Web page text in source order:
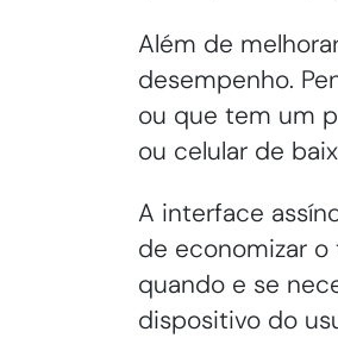
Além de
desempenho.
ou que tem um
ou celular de
A interface
de economizar
quando e se
dispositivo do